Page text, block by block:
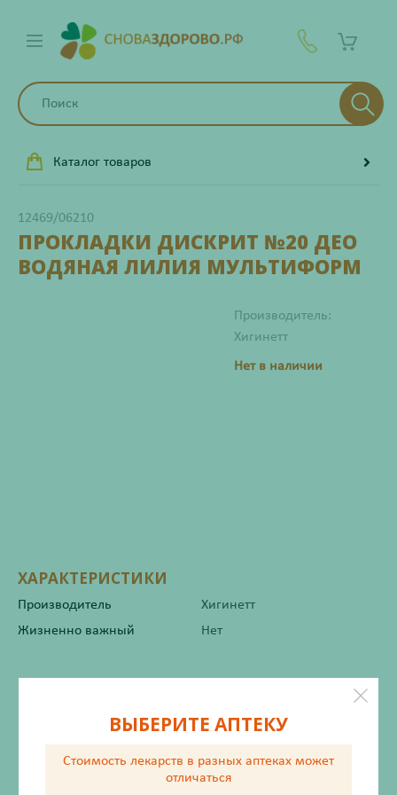
Каталог товаров
12469/06210
ПРОКЛАДКИ ДИСКРИТ №20 ДЕО
ВОДЯНАЯ ЛИЛИЯ МУЛЬТИФОРМ
Производитель:
Хигинетт
Нет в наличии
ХАРАКТЕРИСТИКИ
Производитель
Хигинетт
Жизненно важный
Нет
Описание
ВЫБЕРИТЕ АПТЕКУ
Стоимость лекарств в разных аптеках может
отличаться